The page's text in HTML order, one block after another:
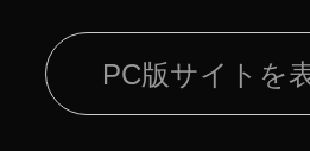
PC版サイトを